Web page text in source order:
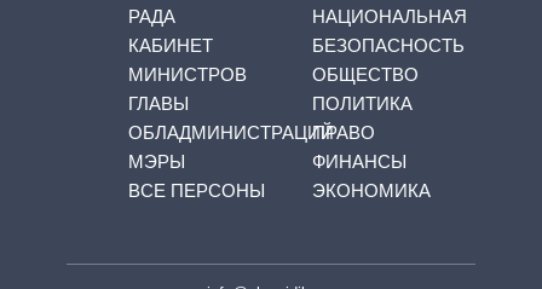
РАДА
КАБИНЕТ
МИНИСТРОВ
ГЛАВЫ
ОБЛАДМИНИСТРАЦИЙ
МЭРЫ
ВСЕ ПЕРСОНЫ
НАЦИОНАЛЬНАЯ
БЕЗОПАСНОСТЬ
ОБЩЕСТВО
ПОЛИТИКА
ПРАВО
ФИНАНСЫ
ЭКОНОМИКА